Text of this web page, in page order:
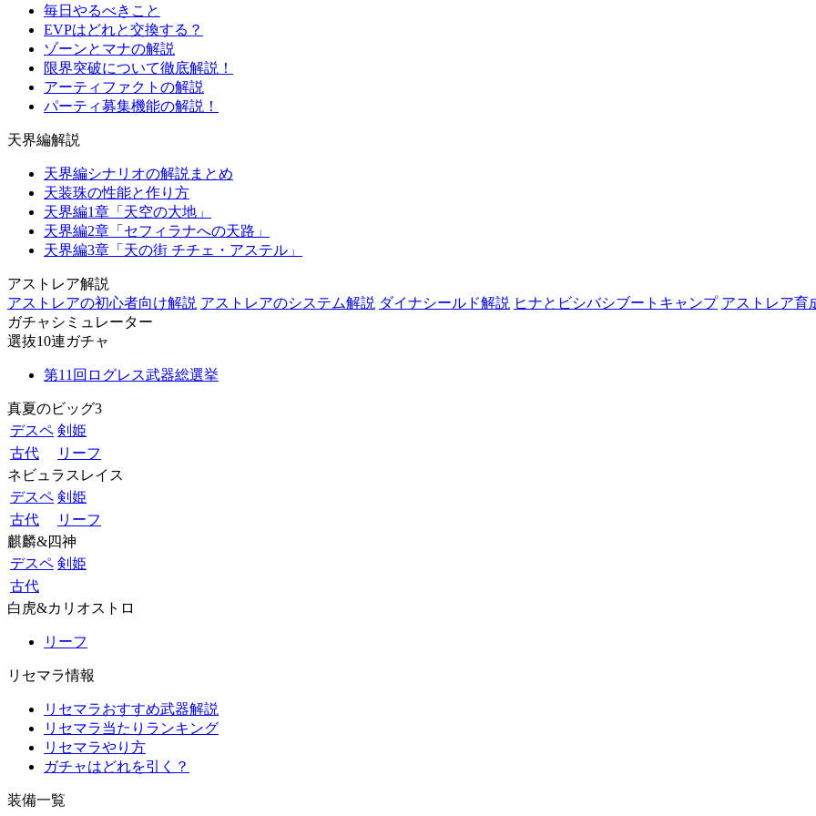
毎日やるべきこと
EVPはどれと交換する？
ゾーンとマナの解説
限界突破について徹底解説！
アーティファクトの解説
パーティ募集機能の解説！
天界編解説
天界編シナリオの解説まとめ
天装珠の性能と作り方
天界編1章「天空の大地」
天界編2章「セフィラナへの天路」
天界編3章「天の街 チチェ・アステル」
アストレア解説
アストレアの初心者向け解説 アストレアのシステム解説 ダイナシールド解説 ヒナとビシバシブートキャンプ アストレア育
ガチャシミュレーター
選抜10連ガチャ
第11回ログレス武器総選挙
真夏のビッグ3
デスペ 剣姫
古代
リーフ
ネビュラスレイス
デスペ 剣姫
古代
リーフ
麒麟&四神
デスペ 剣姫
古代
白虎&カリオストロ
リーフ
リセマラ情報
リセマラおすすめ武器解説
リセマラ当たりランキング
リセマラやり方
ガチャはどれを引く？
装備一覧